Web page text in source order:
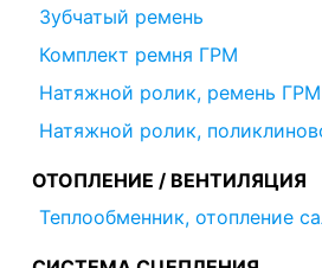
Зубчатый ремень
Комплект ремня ГРМ
Натяжной ролик, ремень ГРМ
Натяжной ролик,
ОТОПЛЕНИЕ / ВЕНТИЛЯЦИЯ
Теплообменник, отопление